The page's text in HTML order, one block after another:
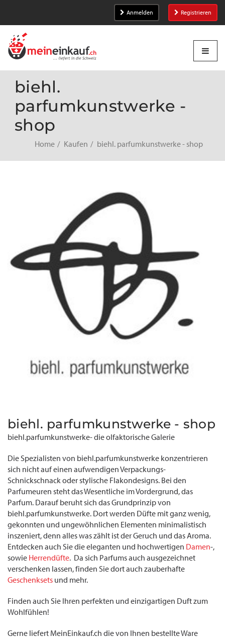
Anmelden Registrieren
biehl.
parfumkunstwerke -
shop
Home Kaufen biehl. parfumkunstwerke - shop
biehl. parfumkunstwerke - shop
biehl.parfumkunstwerke- die olfaktorische Galerie
Die Spezialisten von biehl.parfumkunstwerke konzentrieren
sich nicht auf einen aufwendigen Verpackungs-
Schnickschnack oder stylische Flakondesigns. Bei den
Parfumeuren steht das Wesentliche im Vordergrund, das
Parfum. Darauf beruht sich das Grundprinzip von
biehl.parfumkunstwerke. Dort werden Düfte mit ganz wenig,
gekonnten und ungewöhnlichen Elementen minimalistisch
inszeniert, denn alles was zählt ist der Geruch und das Aroma.
Entdecken auch Sie die eleganten und hochwertigen Damen-,
sowie Herrendüfte. Da sich Parfums auch ausgezeichnet
verschenken lassen, finden Sie dort auch zauberhafte
Geschenksets und mehr.
Finden auch Sie Ihren perfekten und einzigartigen Duft zum
Wohlfühlen!
Gerne liefert MeinEinkauf.ch die von Ihnen bestellte Ware